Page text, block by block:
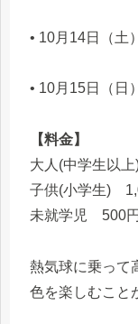
• 10月14日（土
• 10月15日（日
【料金】
大人(中学生以
子供(小学生)
未就学児 500
熱気球に乗って
色を楽しむこと